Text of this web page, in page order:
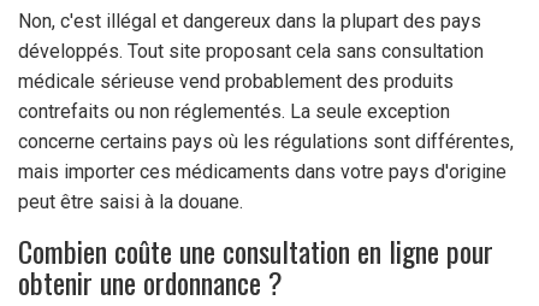
Non, c'est illégal et dangereux dans la plupart des pays
développés. Tout site proposant cela sans consultation
médicale sérieuse vend probablement des produits
contrefaits ou non réglementés. La seule exception
concerne certains pays où les régulations sont différentes,
mais importer ces médicaments dans votre pays d'origine
peut être saisi à la douane.
Combien coûte une consultation en ligne pour
obtenir une ordonnance ?